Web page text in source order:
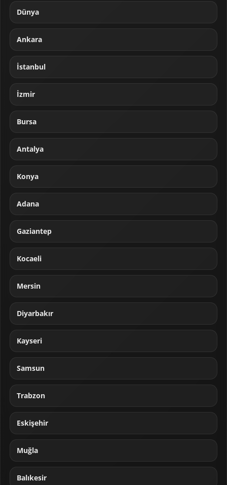
Dünya
Ankara
İstanbul
İzmir
Bursa
Antalya
Konya
Adana
Gaziantep
Kocaeli
Mersin
Diyarbakır
Kayseri
Samsun
Trabzon
Eskişehir
Muğla
Balıkesir